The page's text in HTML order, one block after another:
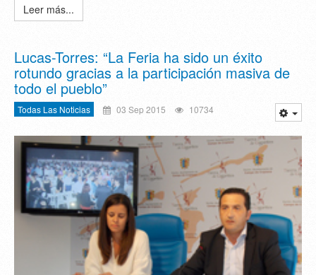
Leer más...
Lucas-Torres: “La Feria ha sido un éxito
rotundo gracias a la participación masiva de
todo el pueblo”
Todas Las Noticias 03 Sep 2015 10734